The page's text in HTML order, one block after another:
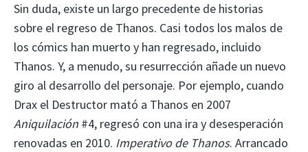
Sin duda, existe un largo precedente de historias
sobre el regreso de Thanos. Casi todos los malos de
los cómics han muerto y han regresado, incluido
Thanos. Y, a menudo, su resurrección añade un nuevo
giro al desarrollo del personaje. Por ejemplo, cuando
Drax el Destructor mató a Thanos en 2007
Aniquilación #4, regresó con una ira y desesperación
renovadas en 2010. Imperativo de Thanos. Arrancado